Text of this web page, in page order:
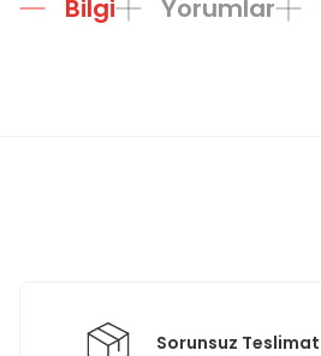
Bilgi Yorumlar
Sorunsuz Teslimat